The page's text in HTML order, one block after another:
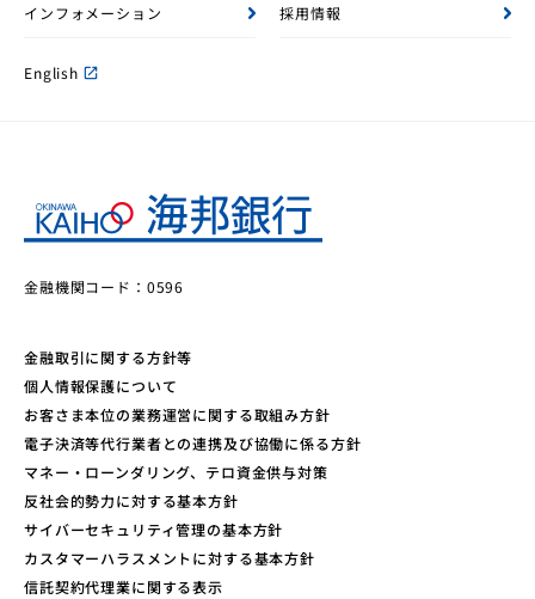
インフォメーション 採用情報
English open_in_new
金融機関コード：0596
金融取引に関する方針等
個人情報保護について
お客さま本位の業務運営に関する取組み方針
電子決済等代行業者との連携及び協働に係る方針
マネー・ローンダリング、テロ資金供与対策
反社会的勢力に対する基本方針
サイバーセキュリティ管理の基本方針
カスタマーハラスメントに対する基本方針
信託契約代理業に関する表示